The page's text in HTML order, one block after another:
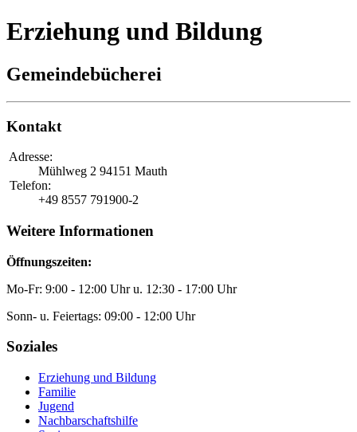
Erziehung und Bildung
Gemeindebücherei
Kontakt
Adresse:
Mühlweg 2 94151 Mauth
Telefon:
+49 8557 791900-2
Weitere Informationen
Öffnungszeiten:
Mo-Fr: 9:00 - 12:00 Uhr u. 12:30 - 17:00 Uhr
Sonn- u. Feiertags: 09:00 - 12:00 Uhr
Soziales
Erziehung und Bildung
Familie
Jugend
Nachbarschaftshilfe